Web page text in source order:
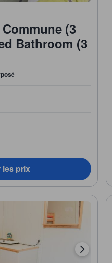
(3
Bathroom (3
les prix